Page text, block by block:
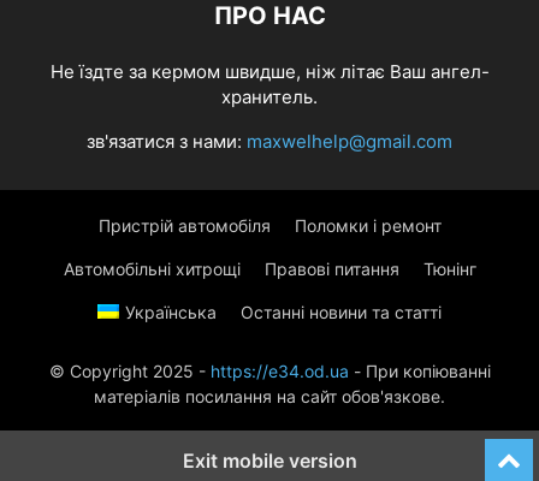
ПРО НАС
Не їздте за кермом швидше, ніж літає Ваш ангел-
хранитель.
зв'язатися з нами: maxwelhelp@gmail.com
Пристрій автомобіля Поломки і ремонт
Автомобільні хитрощі Правові питання Тюнінг
Українська Останні новини та статті
© Copyright 2025 - https://e34.od.ua - При копіюванні
матеріалів посилання на сайт обов'язкове.
Exit mobile version